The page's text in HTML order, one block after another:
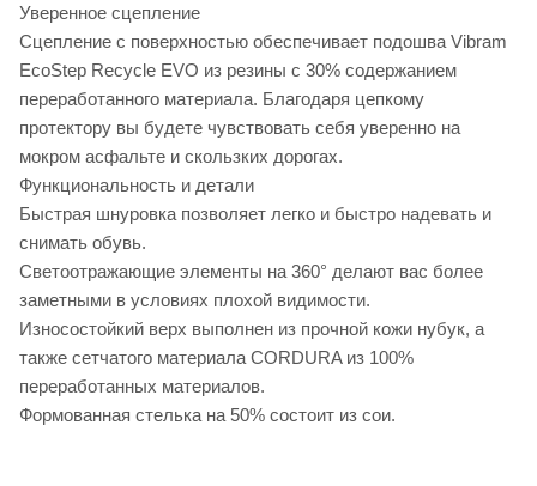
Уверенное сцепление
Сцепление с поверхностью обеспечивает подошва Vibram
EcoStep Recycle EVO из резины с 30% содержанием
переработанного материала. Благодаря цепкому
протектору вы будете чувствовать себя уверенно на
мокром асфальте и скользких дорогах.
Функциональность и детали
Быстрая шнуровка позволяет легко и быстро надевать и
снимать обувь.
Светоотражающие элементы на 360° делают вас более
заметными в условиях плохой видимости.
Износостойкий верх выполнен из прочной кожи нубук, а
также сетчатого материала CORDURA из 100%
переработанных материалов.
Формованная стелька на 50% состоит из сои.